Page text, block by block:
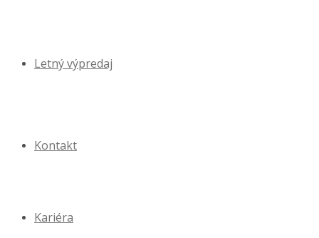
Letný výpredaj
Kontakt
Kariéra